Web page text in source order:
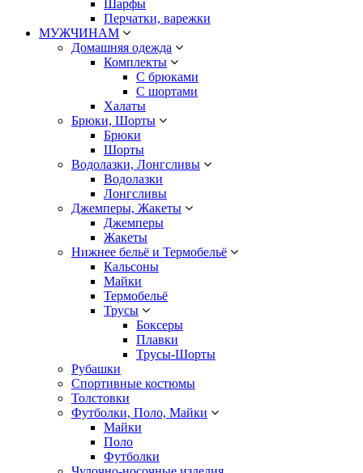
Шарфы
Перчатки, варежки
МУЖЧИНАМ
Домашняя одежда
Комплекты
С брюками
С шортами
Халаты
Брюки, Шорты
Брюки
Шорты
Водолазки, Лонгсливы
Водолазки
Лонгсливы
Джемперы, Жакеты
Джемперы
Жакеты
Нижнее бельё и Термобельё
Кальсоны
Майки
Термобельё
Трусы
Боксеры
Плавки
Трусы-Шорты
Рубашки
Спортивные костюмы
Толстовки
Футболки, Поло, Майки
Майки
Поло
Футболки